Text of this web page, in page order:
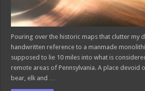
Pouring over the historic maps that clutter my
handwritten reference to a manmade
supposed to lie 10 miles into what is
remote areas of Pennsylvania. A place devoid
bear, elk and …